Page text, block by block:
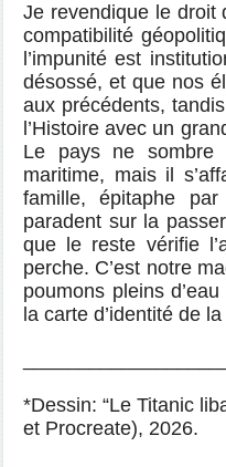
Je revendique le droit
compatibilité
l’impunité est
désossé, et que nos
aux précédents,
l’Histoire avec un
Le pays ne sombre
maritime, mais il
famille, épitaphe
paradent sur la
que le reste vérifie
perche. C’est notre
poumons pleins
la carte d’identité de
*Dessin: “Le Titanic
et Procreate), 2026.